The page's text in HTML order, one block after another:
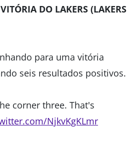
DO LAKERS (LAKERS
para uma vitória
seis resultados positivos.
corner three. That's
NjkvKgKLmr